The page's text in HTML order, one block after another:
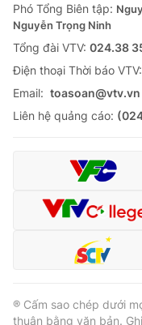
Phó Tổng Biên tập:
Nguyễn Trọng Ninh
Tổng đài VTV: 024.38
Ðiện thoại Thời báo VTV:
Email: toasoan@vtv.vn
Liên hệ quảng cáo:
® Cấm sao chép dưới
thuận bằng văn bản.